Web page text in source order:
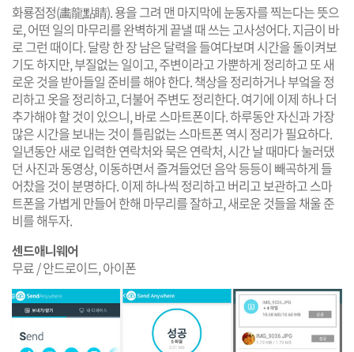
복
사
기 변
경
하
기
변
경
하
기
화룡점정(畵龍點睛). 용을 그려 맨 마지막에 눈동자를 찍는다는 뜻으
로, 어떤 일의 마무리를 완벽하게 끝낼 때 쓰는 고사성어다. 지금이 바
로 그런 때이다. 달랑 한 장 남은 달력을 들여다보며 시간을 돌이켜보
기도 하지만, 부질없는 일이고, 주변이라고 가뿐하게 정리하고 또 새
로운 것을 받아들일 준비를 해야 한다. 책상을 정리하거나 부엌을 정
리하고 옷을 정리하고, 더불어 주변도 정리한다. 여기에 이제 하나 더
추가해야 할 것이 있으니, 바로 스마트폰이다. 하루동안 자신과 가장
많은 시간을 보내는 것이 틀림없는 스마트폰 역시 정리가 필요하다.
일년동안 새로 입력한 연락처와 묵은 연락처, 시간 날 때마다 눌러댔
던 사진과 동영상, 이동하면서 즐겨들었던 음악 등등이 빼곡하게 들
어찼을 것이 분명하다. 이제 하나씩 정리하고 버리고 보관하고 스마
트폰을 가볍게 만들어 한해 마무리를 잘하고, 새로운 것들을 채울 준
비를 해두자.
센드애니웨어
무료 / 안드로이드, 아이폰